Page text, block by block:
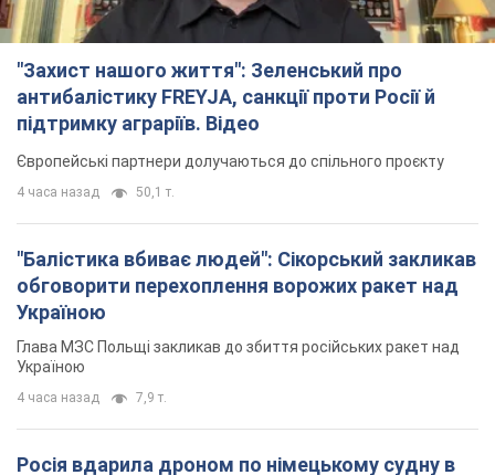
"Захист нашого життя": Зеленський про
антибалістику FREYJA, санкції проти Росії й
підтримку аграріїв. Відео
Європейські партнери долучаються до спільного проєкту
4 часа назад 50,1 т.
"Балістика вбиває людей": Сікорський закликав
обговорити перехоплення ворожих ракет над
Україною
Глава МЗС Польщі закликав до збиття російських ракет над
Україною
4 часа назад 7,9 т.
Росія вдарила дроном по німецькому судну в